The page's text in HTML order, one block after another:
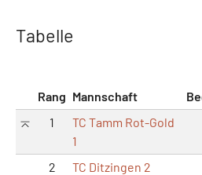
Tabelle
Rang Mannschaft
1
TC Tamm Rot-Gold
1
2 TC Ditzingen 2